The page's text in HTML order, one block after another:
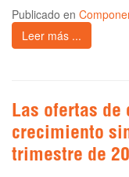
Publicado en
Leer más ...
Las ofertas de
crecimiento
trimestre de